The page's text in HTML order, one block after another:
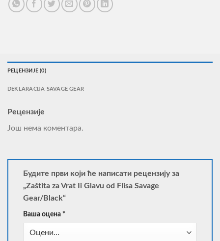
РЕЦЕНЗИЈЕ (0)
DEKLARACIJA SAVAGE GEAR
Рецензије
Још нема коментара.
Будите први који ће написати рецензију за
„Zaštita za Vrat Ii Glavu od Flisa Savage
Gear/Black“
Ваша оцена *